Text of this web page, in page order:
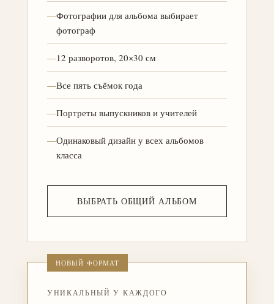
—Фотографии для альбома выбирает
фотограф
—12 разворотов, 20×30 см
—Все пять съёмок года
—Портреты выпускников и учителей
—Одинаковый дизайн у всех альбомов
класса
ВЫБРАТЬ ОБЩИЙ АЛЬБОМ
НОВЫЙ ФОРМАТ
УНИКАЛЬНЫЙ У КАЖДОГО